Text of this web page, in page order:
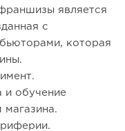
является
с
которая
и обучение